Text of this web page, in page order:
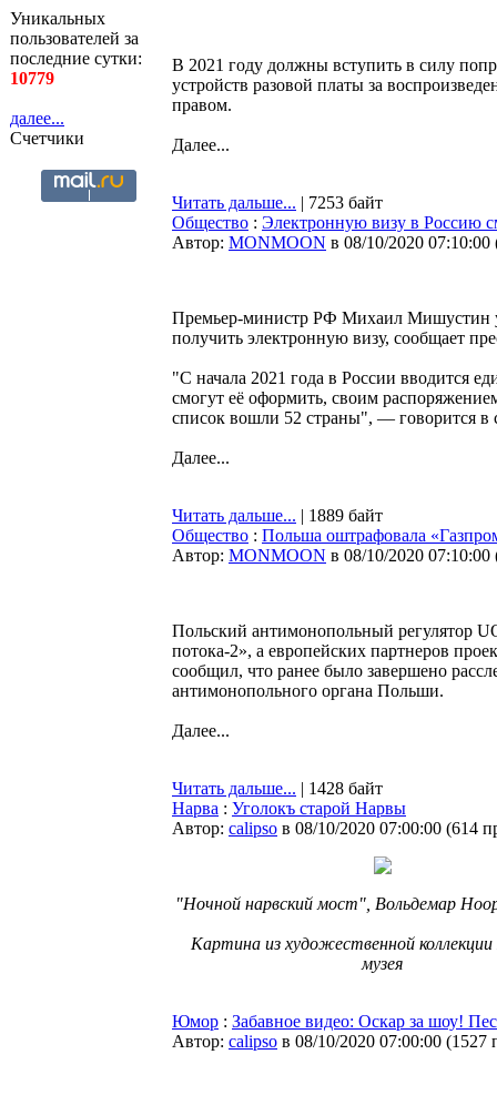
Уникальных
пользователей за
последние сутки:
10779
далее...
Счетчики
В 2021 году должны вступить в силу
устройств разовой платы за
правом.
Далее...
Читать дальше... | 7253 байт
Общество : Электронную визу в Россию
Автор: MONMOON в 08/10/2020 07:10:00
Премьер-министр РФ Михаил Мишустин
получить электронную визу, сообщает
"С начала 2021 года в России вводится
смогут её оформить, своим
список вошли 52 страны", — говорится в
Далее...
Читать дальше... | 1889 байт
Общество : Польша оштрафовала
Автор: MONMOON в 08/10/2020 07:10:00
Польский антимонопольный регулятор
потока-2», а европейских партнеров
сообщил, что ранее было завершено
антимонопольного органа Польши.
Далее...
Читать дальше... | 1428 байт
Нарва : Уголокъ старой Нарвы
Автор: calipso в 08/10/2020 07:00:00 (614
"Ночной нарвский мост", Вольдемар
Картина из художественной коллекции
музея
Юмор : Забавное видео: Оскар за шоу!
Автор: calipso в 08/10/2020 07:00:00 (1527